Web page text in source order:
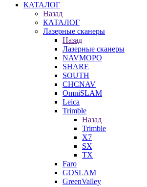
КАТАЛОГ
Назад
КАТАЛОГ
Лазерные сканеры
Назад
Лазерные сканеры
NAVMOPO
SHARE
SOUTH
CHCNAV
OmniSLAM
Leica
Trimble
Назад
Trimble
X7
SX
TX
Faro
GOSLAM
GreenValley